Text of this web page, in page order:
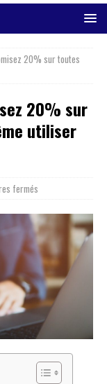
20% sur toutes
20% sur
utiliser
fermés